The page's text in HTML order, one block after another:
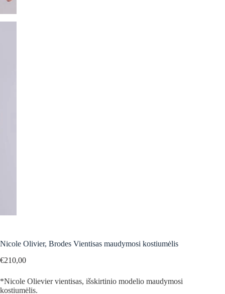
Nicole Olivier, Brodes Vientisas maudymosi kostiumėlis
€210,00
*Nicole Olievier vientisas, išskirtinio modelio maudymosi
kostiumėlis.